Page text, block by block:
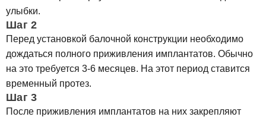
улыбки.
Шаг 2
Перед установкой балочной конструкции необходимо
дождаться полного приживления имплантатов. Обычно
на это требуется 3-6 месяцев. На этот период ставится
временный протез.
Шаг 3
После приживления имплантатов на них закрепляют